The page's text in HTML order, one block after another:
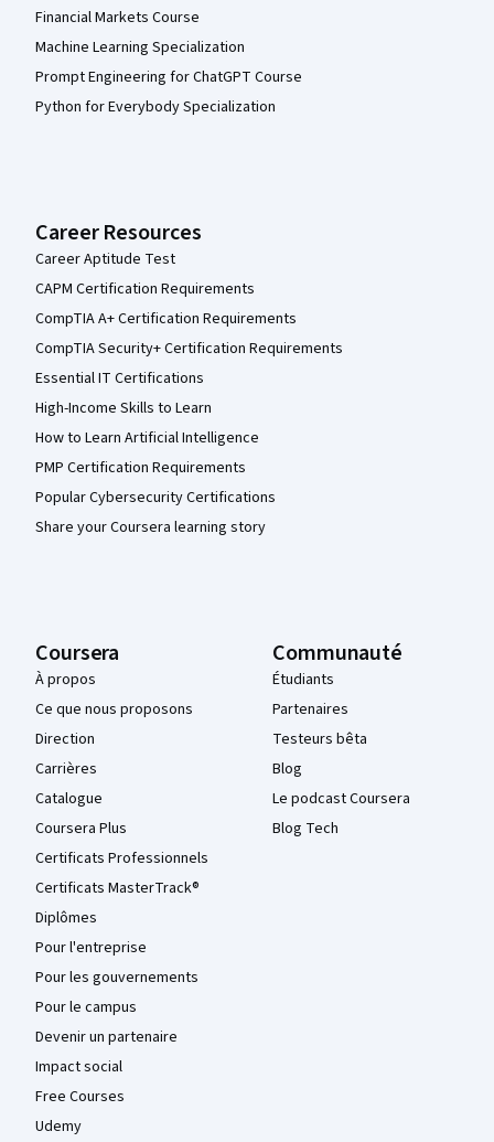
Financial Markets Course
Machine Learning Specialization
Prompt Engineering for ChatGPT Course
Python for Everybody Specialization
Career Resources
Career Aptitude Test
CAPM Certification Requirements
CompTIA A+ Certification Requirements
CompTIA Security+ Certification Requirements
Essential IT Certifications
High-Income Skills to Learn
How to Learn Artificial Intelligence
PMP Certification Requirements
Popular Cybersecurity Certifications
Share your Coursera learning story
Coursera
À propos
Ce que nous proposons
Direction
Carrières
Catalogue
Coursera Plus
Certificats Professionnels
Certificats MasterTrack®
Diplômes
Pour l'entreprise
Pour les gouvernements
Pour le campus
Devenir un partenaire
Impact social
Free Courses
Udemy
Communauté
Étudiants
Partenaires
Testeurs bêta
Blog
Le podcast Coursera
Blog Tech